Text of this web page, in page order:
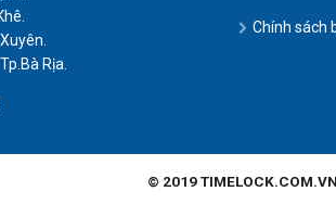
Rịa.
Chính sách
© 2019